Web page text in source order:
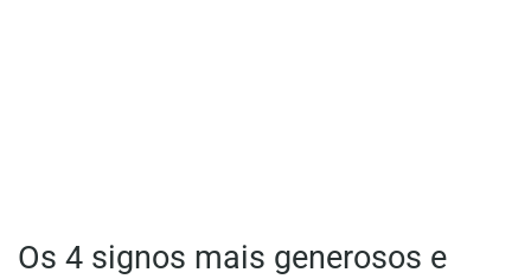
Os 4 signos mais generosos e